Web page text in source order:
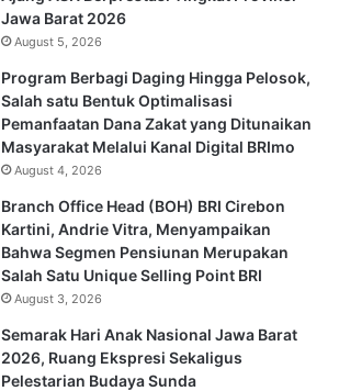
Jawa Barat 2026
August 5, 2026
Program Berbagi Daging Hingga Pelosok,
Salah satu Bentuk Optimalisasi
Pemanfaatan Dana Zakat yang Ditunaikan
Masyarakat Melalui Kanal Digital BRImo
August 4, 2026
Branch Office Head (BOH) BRI Cirebon
Kartini, Andrie Vitra, Menyampaikan
Bahwa Segmen Pensiunan Merupakan
Salah Satu Unique Selling Point BRI
August 3, 2026
Semarak Hari Anak Nasional Jawa Barat
2026, Ruang Ekspresi Sekaligus
Pelestarian Budaya Sunda